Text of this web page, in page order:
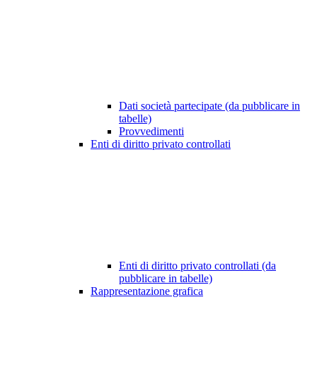
Dati società partecipate (da pubblicare in
tabelle)
Provvedimenti
Enti di diritto privato controllati
Enti di diritto privato controllati (da
pubblicare in tabelle)
Rappresentazione grafica